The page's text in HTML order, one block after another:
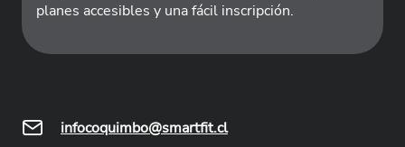
planes accesibles y una fácil inscripción.
infocoquimbo@smartfit.cl